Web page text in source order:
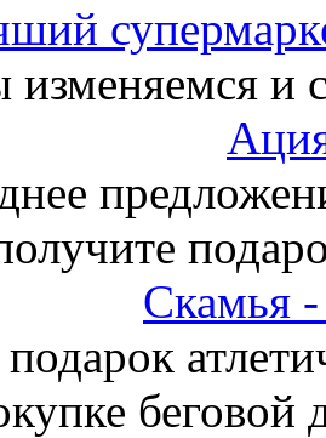
и
беговой